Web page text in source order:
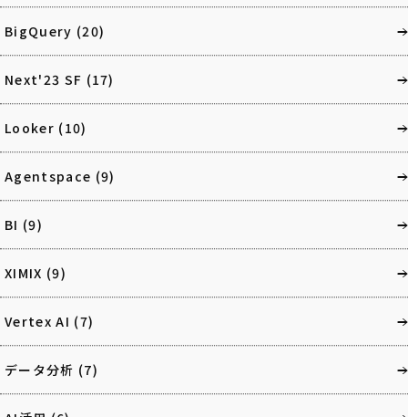
BigQuery (20)
Next'23 SF (17)
Looker (10)
Agentspace (9)
BI (9)
XIMIX (9)
Vertex AI (7)
データ分析 (7)